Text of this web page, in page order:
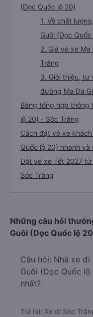
(Dọc Quốc lộ 20)
1. Về chất
Guôi (Dọc
2. Giá vé xe
Trăng
3. Giới thiệu, tư
đường Ma Đa
Bảng tổng hợp thông
lộ 20) - Sóc Trăng
Cách đặt vé xe
Quốc lộ 20) nhanh và
Đặt vé xe Tết 2027 từ
Sóc Trăng
Những câu hỏi
Guôi (Dọc Quốc lộ
Câu hỏi: Nhà xe
Guôi (Dọc Quốc
nhất?
Trả lời: Xe đi Sóc